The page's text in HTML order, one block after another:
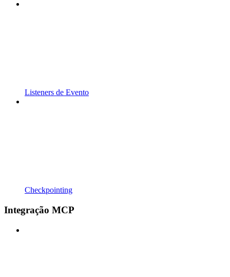
Listeners de Evento
Checkpointing
Integração MCP